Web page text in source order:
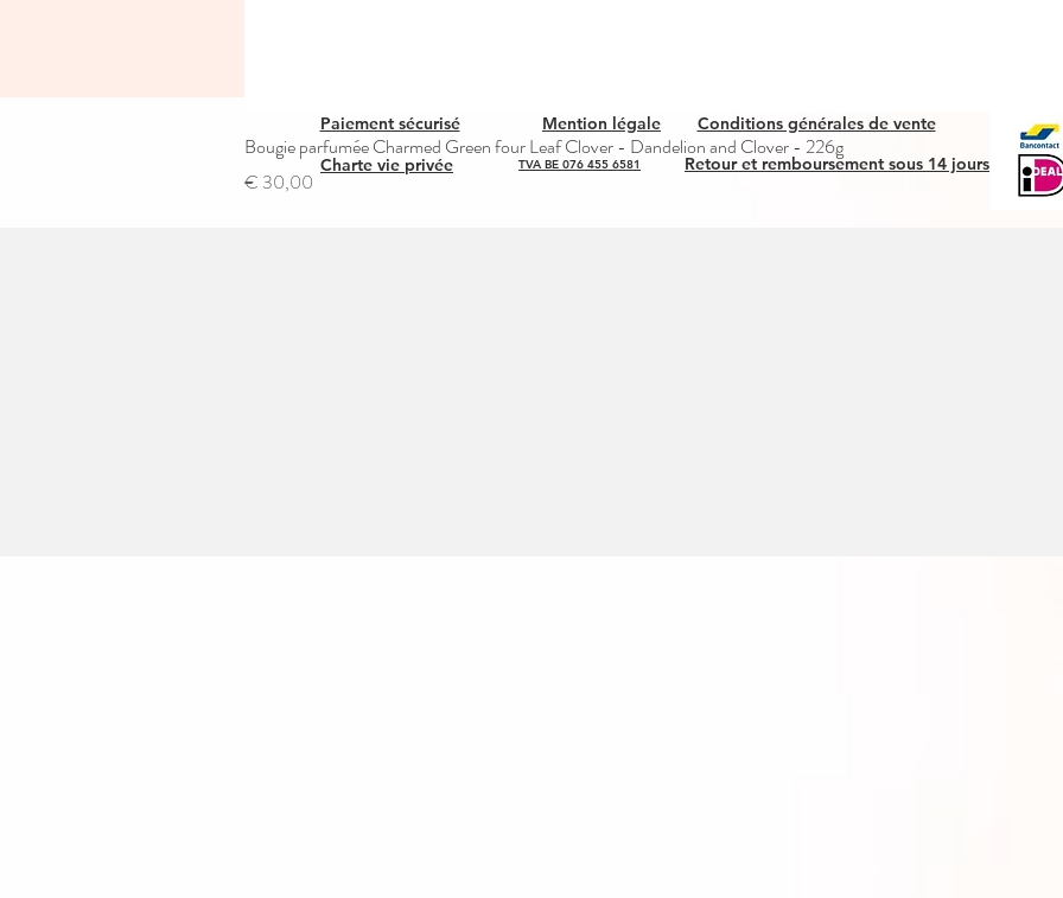
Snel overzicht
Bougie parfumée Charmed Green four Leaf Clover - Dandelion and Clover - 226g
Prijs
€ 30,00
Paiement sécurisé Mention légale
Conditions générales de vente
Charte vie privée
Retour et remboursement sous 14 jours
TVA BE 076 455 6581